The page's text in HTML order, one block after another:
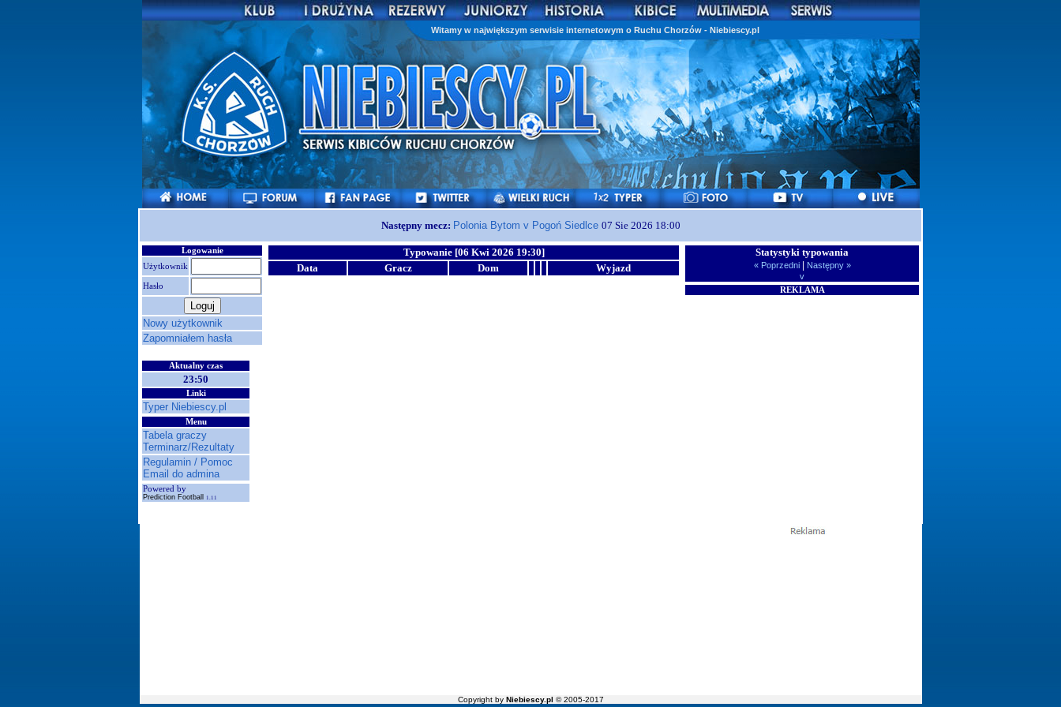
Witamy w największym serwisie internetowym o Ruchu Chorzów - Niebiescy.pl
Następny mecz: Polonia Bytom v Pogoń Siedlce 07 Sie 2026 18:00
Logowanie
Użytkownik
Hasło
Nowy użytkownik
Zapomniałem hasła
Aktualny czas
23:50
Linki
Typer Niebiescy.pl
Menu
Tabela graczy
Terminarz/Rezultaty
Regulamin / Pomoc
Email do admina
Powered by
Prediction Football 1.11
Typowanie [06 Kwi 2026 19:30]
Data
Gracz Dom Wyjazd
Statystyki typowania
« Poprzedni | Następny »
v
REKLAMA
Copyright by Niebiescy.pl © 2005-2017